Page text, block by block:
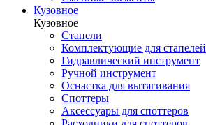
Кузовное
Кузовное
Стапели
Комплектующие для стапелей
Гидравлический инструмент
Ручной инструмент
Оснастка для вытягивания
Споттеры
Аксессуары для споттеров